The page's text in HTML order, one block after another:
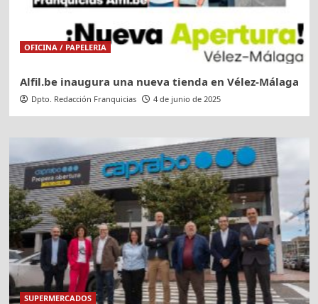
OFICINA / PAPELERIA
Alfil.be inaugura una nueva tienda en Vélez-Málaga
Dpto. Redacción Franquicias 4 de junio de 2025
SUPERMERCADOS